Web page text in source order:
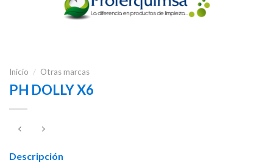
Inicio / Otras marcas
PH DOLLY X6
Descripción